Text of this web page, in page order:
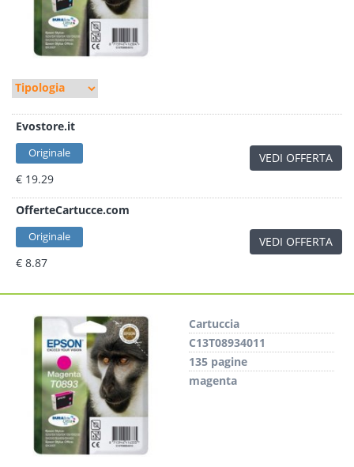
Evostore.it
Originale
€ 19.29
VEDI OFFERTA
OfferteCartucce.com
Originale
€ 8.87
VEDI OFFERTA
Cartuccia
C13T08934011
135 pagine
magenta